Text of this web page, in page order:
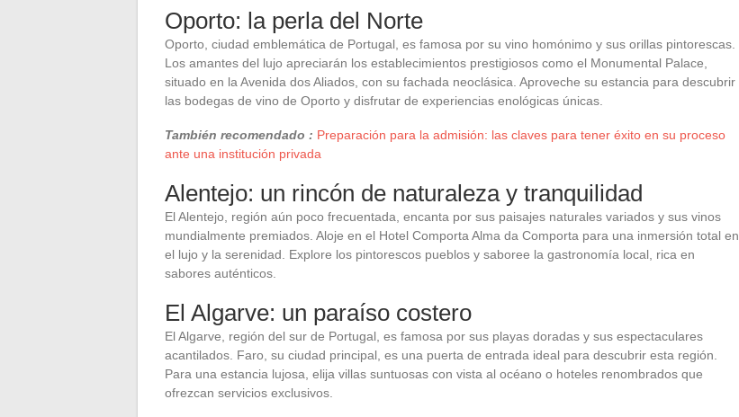
Oporto: la perla del Norte
Oporto, ciudad emblemática de Portugal, es famosa por su vino homónimo y sus orillas pintorescas.
Los amantes del lujo apreciarán los establecimientos prestigiosos como el Monumental Palace,
situado en la Avenida dos Aliados, con su fachada neoclásica. Aproveche su estancia para descubrir
las bodegas de vino de Oporto y disfrutar de experiencias enológicas únicas.
También recomendado : Preparación para la admisión: las claves para tener éxito en su proceso
ante una institución privada
Alentejo: un rincón de naturaleza y tranquilidad
El Alentejo, región aún poco frecuentada, encanta por sus paisajes naturales variados y sus vinos
mundialmente premiados. Aloje en el Hotel Comporta Alma da Comporta para una inmersión total en
el lujo y la serenidad. Explore los pintorescos pueblos y saboree la gastronomía local, rica en
sabores auténticos.
El Algarve: un paraíso costero
El Algarve, región del sur de Portugal, es famosa por sus playas doradas y sus espectaculares
acantilados. Faro, su ciudad principal, es una puerta de entrada ideal para descubrir esta región.
Para una estancia lujosa, elija villas suntuosas con vista al océano o hoteles renombrados que
ofrezcan servicios exclusivos.